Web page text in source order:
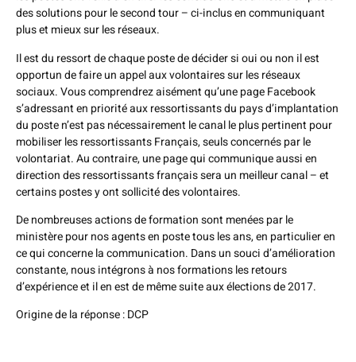
des solutions pour le second tour – ci-inclus en communiquant
plus et mieux sur les réseaux.
Il est du ressort de chaque poste de décider si oui ou non il est
opportun de faire un appel aux volontaires sur les réseaux
sociaux. Vous comprendrez aisément qu’une page Facebook
s’adressant en priorité aux ressortissants du pays d’implantation
du poste n’est pas nécessairement le canal le plus pertinent pour
mobiliser les ressortissants Français, seuls concernés par le
volontariat. Au contraire, une page qui communique aussi en
direction des ressortissants français sera un meilleur canal – et
certains postes y ont sollicité des volontaires.
De nombreuses actions de formation sont menées par le
ministère pour nos agents en poste tous les ans, en particulier en
ce qui concerne la communication. Dans un souci d’amélioration
constante, nous intégrons à nos formations les retours
d’expérience et il en est de même suite aux élections de 2017.
Origine de la réponse : DCP